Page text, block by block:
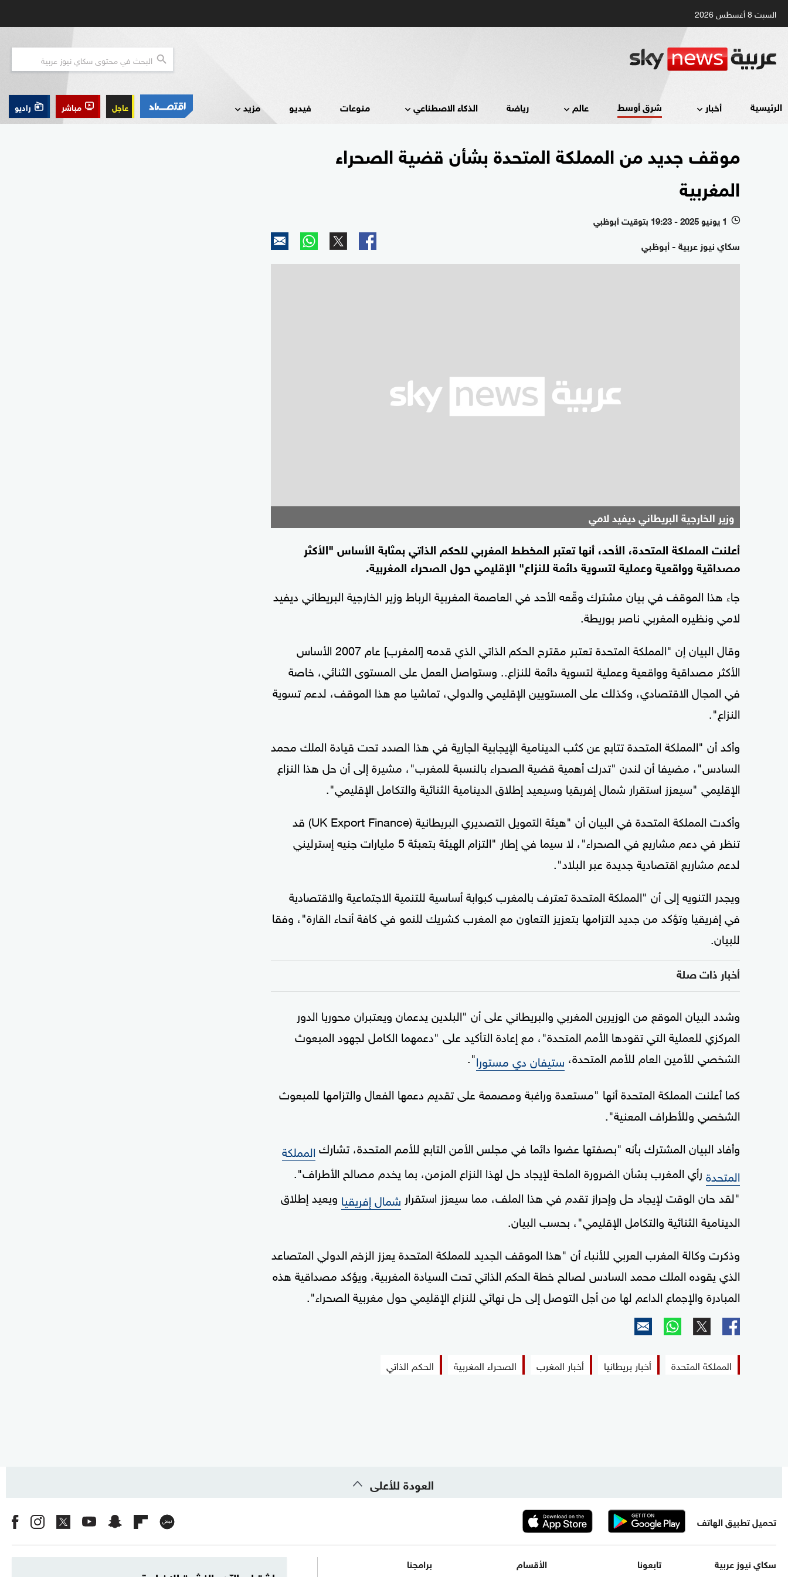
السبت 8 أغسطس 2026
الرئيسية أخبار شرق أوسط عالم رياضة الذكاء الاصطناعي منوعات فيديو مزيد عاجل مباشر راديو
موقف جديد من المملكة المتحدة بشأن قضية الصحراء
المغربية
l 1 يونيو 2025 - 19:23 بتوقيت أبوظبي
سكاي نيوز عربية - أبوظبي
وزير الخارجية البريطاني ديفيد لامي
أعلنت المملكة المتحدة، الأحد، أنها تعتبر المخطط المغربي للحكم الذاتي بمثابة الأساس "الأكثر
مصداقية وواقعية وعملية لتسوية دائمة للنزاع" الإقليمي حول الصحراء المغربية.
جاء هذا الموقف في بيان مشترك وقّعه الأحد في العاصمة المغربية الرباط وزير الخارجية البريطاني ديفيد
لامي ونظيره المغربي ناصر بوريطة.
وقال البيان إن "المملكة المتحدة تعتبر مقترح الحكم الذاتي الذي قدمه [المغرب] عام 2007 الأساس
الأكثر مصداقية وواقعية وعملية لتسوية دائمة للنزاع.. وستواصل العمل على المستوى الثنائي، خاصة
في المجال الاقتصادي، وكذلك على المستويين الإقليمي والدولي، تماشيا مع هذا الموقف، لدعم تسوية
النزاع".
وأكد أن "المملكة المتحدة تتابع عن كثب الدينامية الإيجابية الجارية في هذا الصدد تحت قيادة الملك محمد
السادس"، مضيفا أن لندن "تدرك أهمية قضية الصحراء بالنسبة للمغرب"، مشيرة إلى أن حل هذا النزاع
الإقليمي "سيعزز استقرار شمال إفريقيا وسيعيد إطلاق الدينامية الثنائية والتكامل الإقليمي".
وأكدت المملكة المتحدة في البيان أن "هيئة التمويل التصديري البريطانية (UK Export Finance) قد
تنظر في دعم مشاريع في الصحراء"، لا سيما في إطار "التزام الهيئة بتعبئة 5 مليارات جنيه إسترليني
لدعم مشاريع اقتصادية جديدة عبر البلاد".
ويجدر التنويه إلى أن "المملكة المتحدة تعترف بالمغرب كبوابة أساسية للتنمية الاجتماعية والاقتصادية
في إفريقيا وتؤكد من جديد التزامها بتعزيز التعاون مع المغرب كشريك للنمو في كافة أنحاء القارة"، وفقا
للبيان.
أخبار ذات صلة
وشدد البيان الموقع من الوزيرين المغربي والبريطاني على أن "البلدين يدعمان ويعتبران محوريا الدور
المركزي للعملية التي تقودها الأمم المتحدة"، مع إعادة التأكيد على "دعمهما الكامل لجهود المبعوث
الشخصي للأمين العام للأمم المتحدة، ستيفان دي مستورا".
كما أعلنت المملكة المتحدة أنها "مستعدة وراغبة ومصممة على تقديم دعمها الفعال والتزامها للمبعوث
الشخصي وللأطراف المعنية".
وأفاد البيان المشترك بأنه "بصفتها عضوا دائما في مجلس الأمن التابع للأمم المتحدة، تشارك المملكة
المتحدة رأي المغرب بشأن الضرورة الملحة لإيجاد حل لهذا النزاع المزمن، بما يخدم مصالح الأطراف".
"لقد حان الوقت لإيجاد حل وإحراز تقدم في هذا الملف، مما سيعزز استقرار شمال إفريقيا ويعيد إطلاق
الدينامية الثنائية والتكامل الإقليمي"، بحسب البيان.
وذكرت وكالة المغرب العربي للأنباء أن "هذا الموقف الجديد للمملكة المتحدة يعزز الزخم الدولي المتصاعد
الذي يقوده الملك محمد السادس لصالح خطة الحكم الذاتي تحت السيادة المغربية، ويؤكد مصداقية هذه
المبادرة والإجماع الداعم لها من أجل التوصل إلى حل نهائي للنزاع الإقليمي حول مغربية الصحراء".
المملكة المتحدة أخبار بريطانيا أخبار المغرب الصحراء المغربية الحكم الذاتي
العودة للأعلى
تحميل تطبيق الهاتف
سكاي نيوز عربية تابعونا الأقسام برامجنا